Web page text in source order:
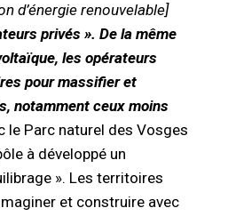
d’énergie renouvelable]
privés ». De la même
les opérateurs
pour massifier et
notamment ceux moins
le Parc naturel des Vosges
à développé un
». Les territoires
et construire avec